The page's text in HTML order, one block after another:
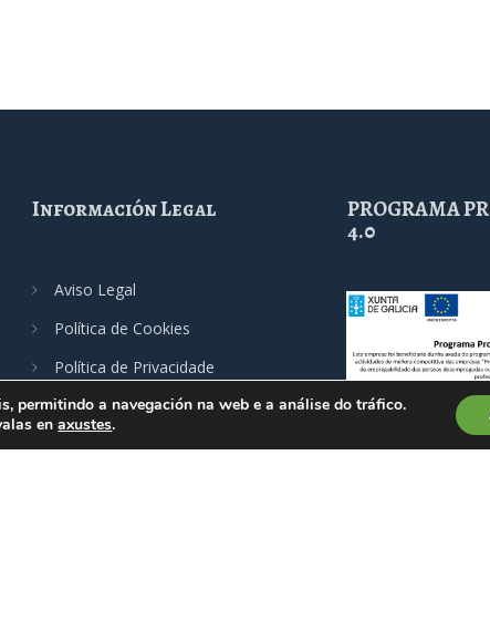
Información Legal
Aviso Legal
Política de Cookies
Política de Privacidade
PROGRAMA
4.0
permitindo a navegación na web e a análise do tráfico.
enaxustes.